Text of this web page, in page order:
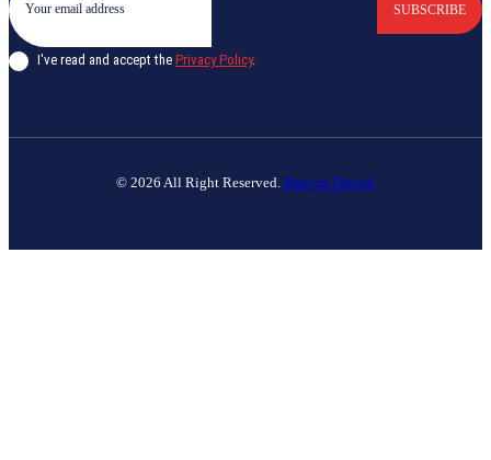
SUBSCRIBE
I've read and accept the Privacy Policy.
© 2026 All Right Reserved. Banyan Digital